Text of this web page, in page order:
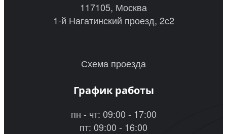
117105, Москва
1-й Нагатинский проезд, 2с2
Схема проезда
График работы
пн - чт: 09:00 - 17:00
пт: 09:00 - 16:00